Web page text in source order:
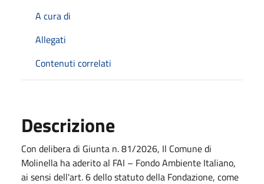
A cura di
Allegati
Contenuti correlati
Descrizione
Con delibera di Giunta n. 81/2026, Il Comune di
Molinella ha aderito al FAI – Fondo Ambiente Italiano,
ai sensi dell'art. 6 dello statuto della Fondazione, come